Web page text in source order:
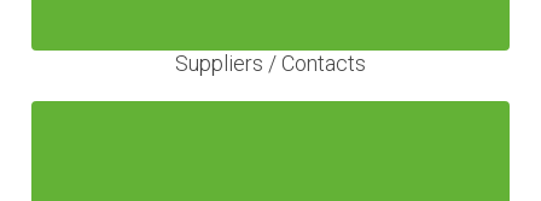
Suppliers / Contacts